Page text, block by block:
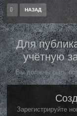
НАЗАД
Для
учётную
Вы должны быть
Зарегистрируйте